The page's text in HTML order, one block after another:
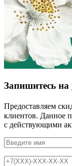
Запишитесь на
Предоставляем
клиентов. Данное
с действующими